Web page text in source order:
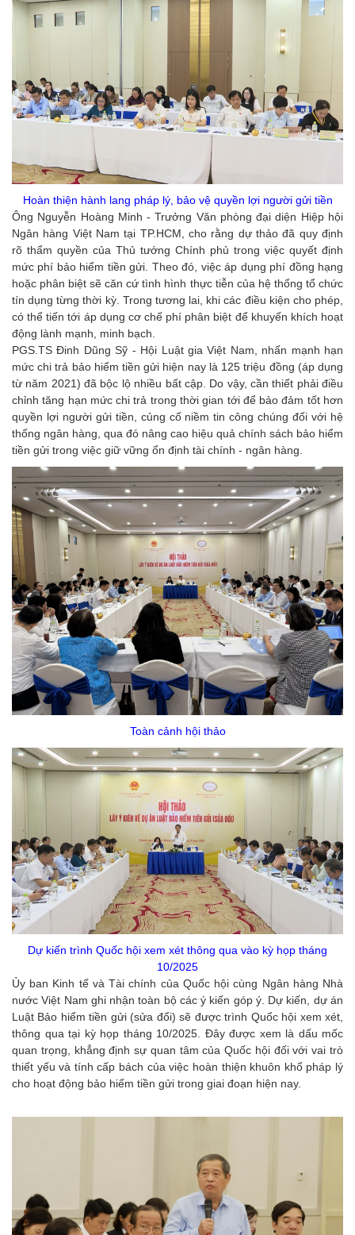
Hoàn thiện hành lang pháp lý, bảo vệ quyền lợi người gửi tiền
Ông Nguyễn Hoàng Minh - Trưởng Văn phòng đại diện Hiệp hội
Ngân hàng Việt Nam tại TP.HCM, cho rằng dự thảo đã quy định
rõ thẩm quyền của Thủ tướng Chính phủ trong việc quyết định
mức phí bảo hiểm tiền gửi. Theo đó, việc áp dụng phí đồng hạng
hoặc phân biệt sẽ căn cứ tình hình thực tiễn của hệ thống tổ chức
tín dụng từng thời kỳ. Trong tương lai, khi các điều kiện cho phép,
có thể tiến tới áp dụng cơ chế phí phân biệt để khuyến khích hoạt
động lành mạnh, minh bạch.
PGS.TS Đinh Dũng Sỹ - Hội Luật gia Việt Nam, nhấn mạnh hạn
mức chi trả bảo hiểm tiền gửi hiện nay là 125 triệu đồng (áp dụng
từ năm 2021) đã bộc lộ nhiều bất cập. Do vậy, cần thiết phải điều
chỉnh tăng hạn mức chi trả trong thời gian tới để bảo đảm tốt hơn
quyền lợi người gửi tiền, củng cố niềm tin công chúng đối với hệ
thống ngân hàng, qua đó nâng cao hiệu quả chính sách bảo hiểm
tiền gửi trong việc giữ vững ổn định tài chính - ngân hàng.
Toàn cảnh hội thảo
Dự kiến trình Quốc hội xem xét thông qua vào kỳ họp tháng
10/2025
Ủy ban Kinh tế và Tài chính của Quốc hội cùng Ngân hàng Nhà
nước Việt Nam ghi nhận toàn bộ các ý kiến góp ý. Dự kiến, dự án
Luật Bảo hiểm tiền gửi (sửa đổi) sẽ được trình Quốc hội xem xét,
thông qua tại kỳ họp tháng 10/2025. Đây được xem là dấu mốc
quan trọng, khẳng định sự quan tâm của Quốc hội đối với vai trò
thiết yếu và tính cấp bách của việc hoàn thiện khuôn khổ pháp lý
cho hoạt động bảo hiểm tiền gửi trong giai đoạn hiện nay.